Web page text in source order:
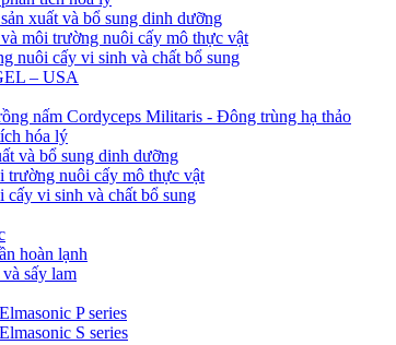
xuất và bổ sung dinh dưỡng
môi trường nuôi cấy mô thực vật
nuôi cấy vi sinh và chất bổ sung
– USA
nấm Cordyceps Militaris - Đông trùng hạ thảo
hóa lý
và bổ sung dinh dưỡng
trường nuôi cấy mô thực vật
vi sinh và chất bổ sung
hoàn lạnh
sấy lam
P series
S series